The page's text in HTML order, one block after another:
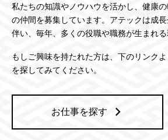
私たちの知識やノウハウを活かし、健康
の仲間を募集しています。アテックは成
伴い、毎年、多くの役職や職務が生まれる
もしご興味を持たれた方は、下のリンク
を探してみてください。
お仕事を探す